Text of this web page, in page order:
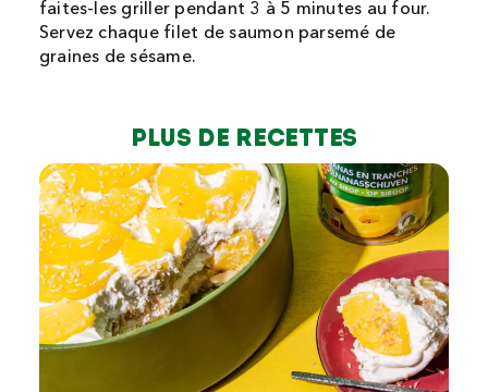
faites-les griller pendant 3 à 5 minutes au four.
Servez chaque filet de saumon parsemé de
graines de sésame.
Plus de recettes